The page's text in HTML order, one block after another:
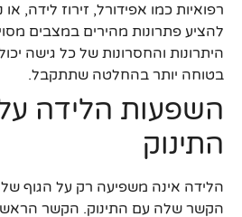
רפואיות כמו אפידורל, זירוז לידה, או
להציע פתרונות מהירים במצבים
היתרונות והחסרונות של כל גישה
בטוחה יותר בהחלטה שתתקבל.
השפעות הלידה
התינוק
הלידה אינה משפיעה רק על הגוף
הקשר שלה עם התינוק. הקשר